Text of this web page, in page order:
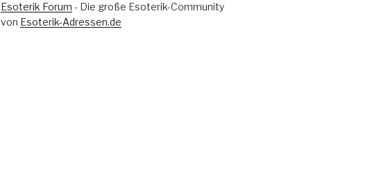
Esoterik Forum - Die große Esoterik-Community
von Esoterik-Adressen.de